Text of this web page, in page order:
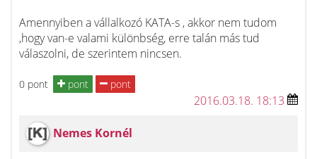
Amennyiben a vállalkozó KATA-s , akkor nem tudom
,hogy van-e valami különbség, erre talán más tud
válaszolni, de szerintem nincsen.
0 pont pont pont
2016.03.18. 18:13
Nemes Kornél